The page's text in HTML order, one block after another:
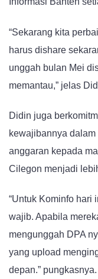
“Sekarang kita
harus dishare
unggah bulan Mei
memantau,” jelas
Didin juga
kewajibannya
anggaran kepada
Cilegon menjadi
“Untuk Kominfo hari
wajib. Apabila
mengunggah DPA
yang upload
depan.” pungkasnya.